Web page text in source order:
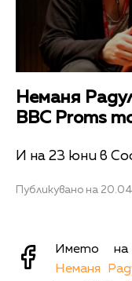
Неманя
BBC Proms
И на 23 юни в
Публикувано на
Името на
Неманя